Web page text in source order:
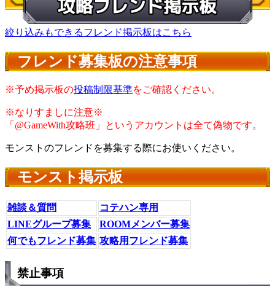
絞り込みもできるフレンド掲示板はこちら
フレンド募集板の注意事項
※予め掲示板の投稿制限基準をご確認ください。
※なりすましに注意※
「@GameWith攻略班」というアカウントは全て偽物です。
モンストのフレンドを募集する際にお使いください。
モンスト掲示板
雑談＆質問
コテハン専用
LINEグループ募集
ROOMメンバー募集
何でもフレンド募集 攻略用フレンド募集
禁止事項